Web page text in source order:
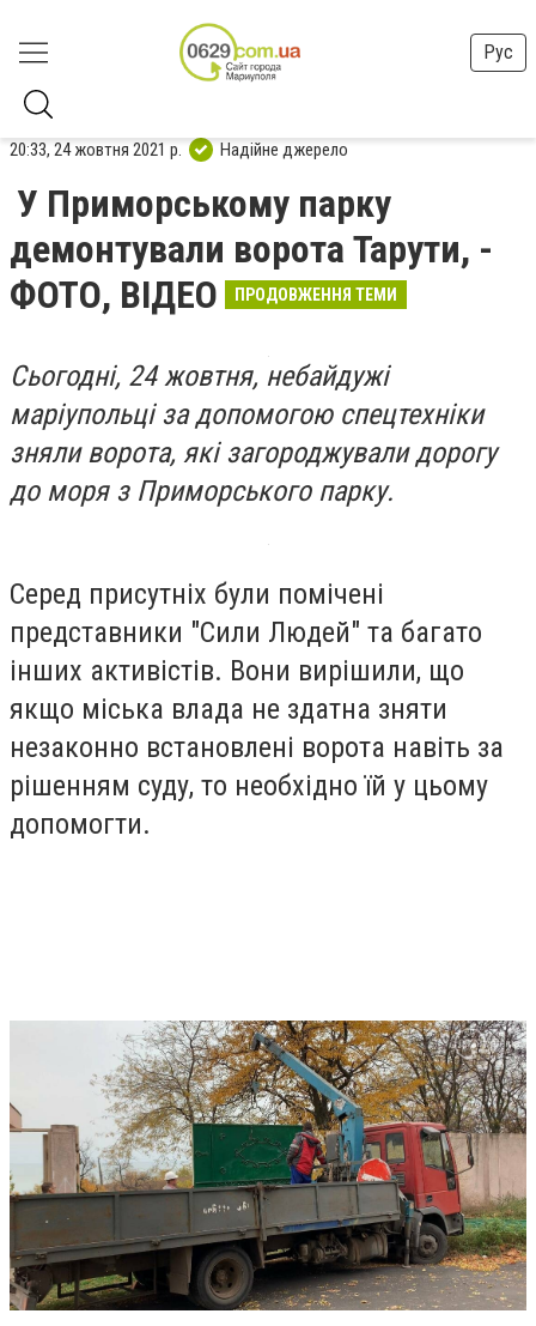
Рус
20:33, 24 жовтня 2021 р. Надійне джерело
У Приморському парку
демонтували ворота Тарути, -
ФОТО, ВІДЕО
ПРОДОВЖЕННЯ ТЕМИ
Сьогодні, 24 жовтня, небайдужі
маріупольці за допомогою спецтехніки
зняли ворота, які загороджували дорогу
до моря з Приморського парку.
Серед присутніх були помічені
представники "Сили Людей" та багато
інших активістів. Вони вирішили, що
якщо міська влада не здатна зняти
незаконно встановлені ворота навіть за
рішенням суду, то необхідно їй у цьому
допомогти.